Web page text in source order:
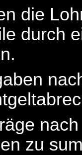
die
durch
nach
zu